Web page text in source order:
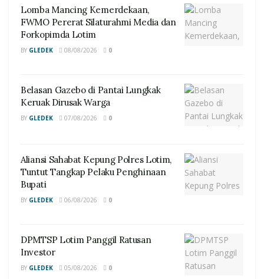
Lomba Mancing Kemerdekaan,
FWMO Pererat Silaturahmi Media dan
Forkopimda Lotim
BY GLEDEK 08/08/2026 0
Belasan Gazebo di Pantai Lungkak
Keruak Dirusak Warga
BY GLEDEK 07/08/2026 0
Aliansi Sahabat Kepung Polres Lotim,
Tuntut Tangkap Pelaku Penghinaan
Bupati
BY GLEDEK 06/08/2026 0
DPMTSP Lotim Panggil Ratusan
Investor
BY GLEDEK 05/08/2026 0